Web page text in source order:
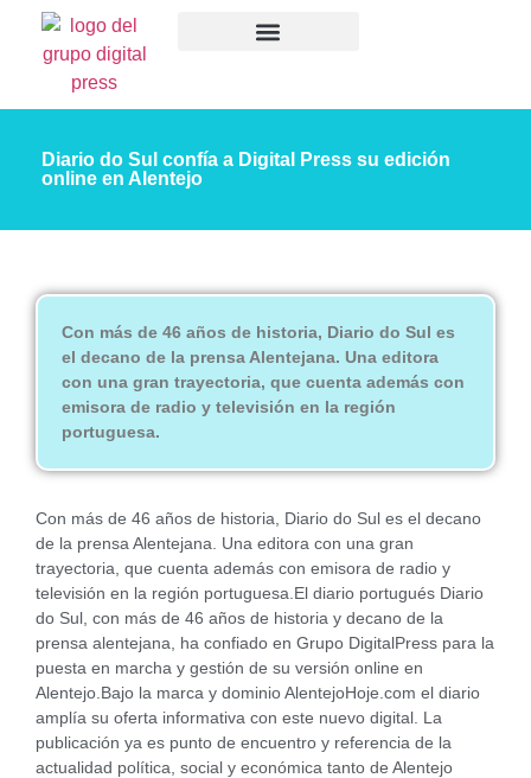
Diario do Sul confía a Digital Press su edición
online en Alentejo
Con más de 46 años de historia, Diario do Sul es
el decano de la prensa Alentejana. Una editora
con una gran trayectoria, que cuenta además con
emisora de radio y televisión en la región
portuguesa.
Con más de 46 años de historia, Diario do Sul es el decano
de la prensa Alentejana. Una editora con una gran
trayectoria, que cuenta además con emisora de radio y
televisión en la región portuguesa.El diario portugués Diario
do Sul, con más de 46 años de historia y decano de la
prensa alentejana, ha confiado en Grupo DigitalPress para la
puesta en marcha y gestión de su versión online en
Alentejo.Bajo la marca y dominio AlentejoHoje.com el diario
amplía su oferta informativa con este nuevo digital. La
publicación ya es punto de encuentro y referencia de la
actualidad política, social y económica tanto de Alentejo